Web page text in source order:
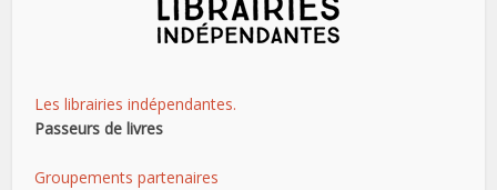
Les librairies indépendantes.
Passeurs de livres
Groupements partenaires